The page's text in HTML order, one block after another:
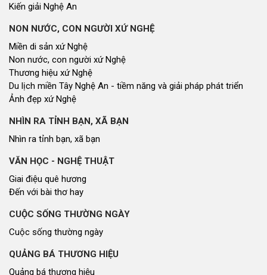
Kiến giải Nghệ An
NON NƯỚC, CON NGƯỜI XỨ NGHỆ
Miền di sản xứ Nghệ
Non nước, con người xứ Nghệ
Thương hiệu xứ Nghệ
Du lịch miền Tây Nghệ An - tiềm năng và giải pháp phát triển
Ảnh đẹp xứ Nghệ
NHÌN RA TỈNH BẠN, XÃ BẠN
Nhìn ra tỉnh bạn, xã bạn
VĂN HỌC - NGHỆ THUẬT
Giai điệu quê hương
Đến với bài thơ hay
CUỘC SỐNG THƯỜNG NGÀY
Cuộc sống thường ngày
QUẢNG BÁ THƯƠNG HIỆU
Quảng bá thương hiệu